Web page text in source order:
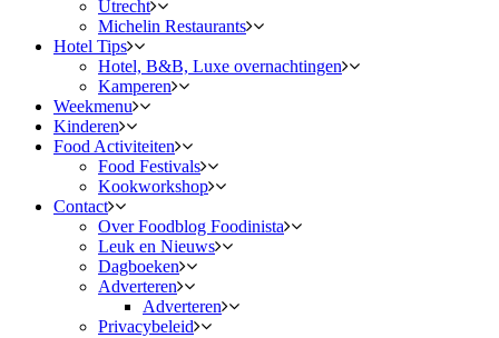
Utrecht
Michelin Restaurants
Hotel Tips
Hotel, B&B, Luxe overnachtingen
Kamperen
Weekmenu
Kinderen
Food Activiteiten
Food Festivals
Kookworkshop
Contact
Over Foodblog Foodinista
Leuk en Nieuws
Dagboeken
Adverteren
Adverteren
Privacybeleid